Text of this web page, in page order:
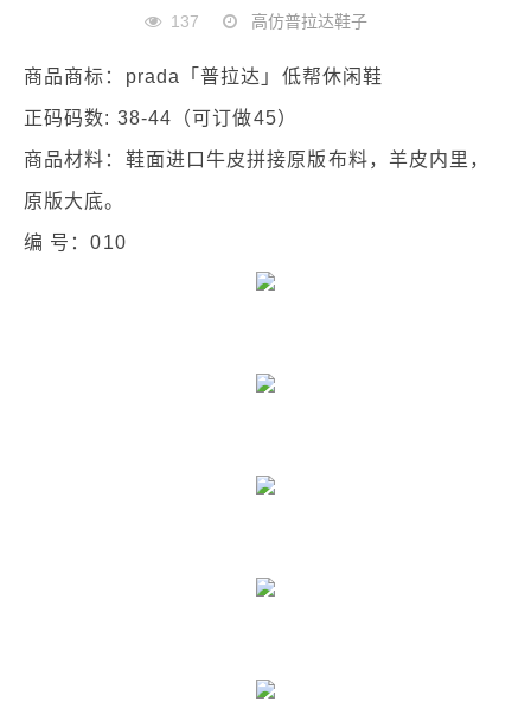
137 高仿普拉达鞋子
商品商标：prada「普拉达」低帮休闲鞋
正码码数: 38-44（可订做45）
商品材料：鞋面进口牛皮拼接原版布料，羊皮内里，
原版大底。
编 号：010